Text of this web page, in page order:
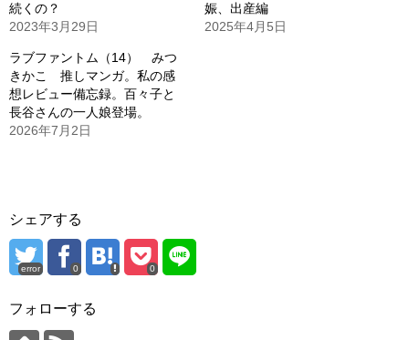
続くの？
2023年3月29日
娠、出産編
2025年4月5日
ラブファントム（14） みつ
きかこ 推しマンガ。私の感
想レビュー備忘録。百々子と
長谷さんの一人娘登場。
2026年7月2日
シェアする
error 0 0
フォローする